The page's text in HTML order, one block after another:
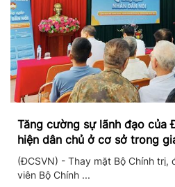
Tăng cường sự lãnh đạo
hiện dân chủ ở cơ sở trong
(ĐCSVN) - Thay mặt Bộ Chính trị,
viên Bộ Chính ...